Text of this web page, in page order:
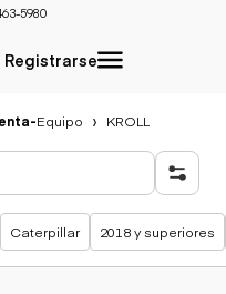
5980
-Equipo KROLL
Caterpillar 2018 y superiores